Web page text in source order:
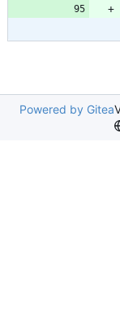
Powered by Gitea